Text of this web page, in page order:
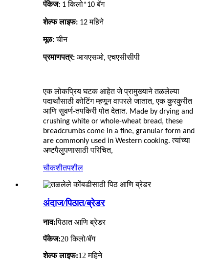
पॅकेज: 1 किलो*10 बॅग
शेल्फ लाइफ: 12 महिने
मूळ: चीन
प्रमाणपत्र: आयएसओ, एचएसीसीपी
एक लोकप्रिय घटक आहेत जे प्रामुख्याने तळलेल्या
पदार्थांसाठी कोटिंग म्हणून वापरले जातात, एक कुरकुरीत
आणि सुवर्ण-तपकिरी पोत देतात. Made by drying and
crushing white or whole-wheat bread, these
breadcrumbs come in a fine, granular form and
are commonly used in Western cooking. त्यांच्या
अष्टपैलुपणासाठी परिचित,
चौकशीतपशील
अंदाज/पिठात/ब्रेडर
नाव:पिठात आणि ब्रेडर
पॅकेज:20 किलो/बॅग
शेल्फ लाइफ:12 महिने